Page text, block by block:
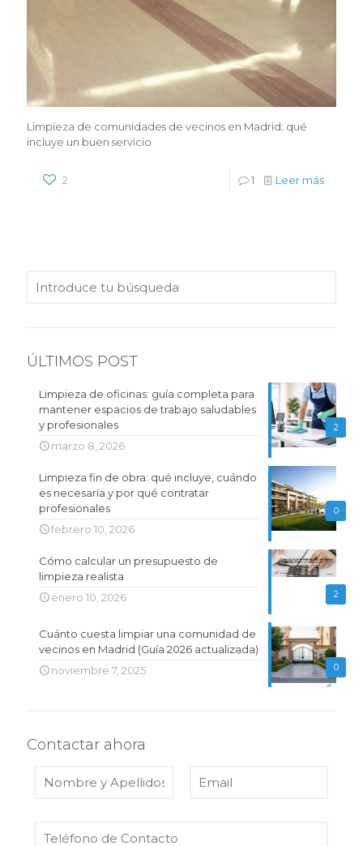
Limpieza de comunidades de vecinos en Madrid: qué
incluye un buen servicio
2 1 Leer más
ÚLTIMOS POST
2
Limpieza de oficinas: guía completa para
mantener espacios de trabajo saludables
y profesionales
marzo 8, 2026
0
Limpieza fin de obra: qué incluye, cuándo
es necesaria y por qué contratar
profesionales
febrero 10, 2026
2
Cómo calcular un presupuesto de
limpieza realista
enero 10, 2026
0
Cuánto cuesta limpiar una comunidad de
vecinos en Madrid (Guía 2026 actualizada)
noviembre 7, 2025
Contactar ahora